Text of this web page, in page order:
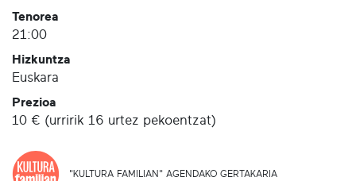
Tenorea
21:00
Hizkuntza
Euskara
Prezioa
10 € (urririk 16 urtez pekoentzat)
"KULTURA FAMILIAN" AGENDAKO GERTAKARIA